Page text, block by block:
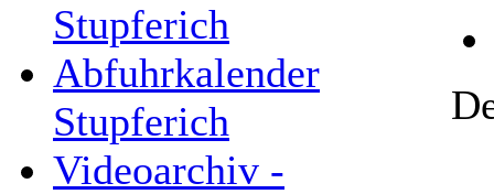
Stupferich
Abfuhrkalender
Stupferich
Videoarchiv -